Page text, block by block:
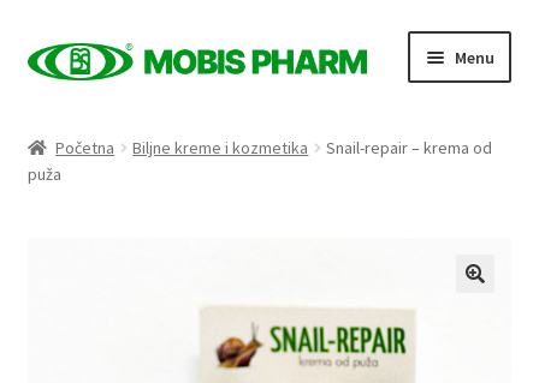
Skip
to
Skip
to
Menu
Trgovina
child
Početna Biljne kreme i kozmetika
Snail-repair – krema od
puža